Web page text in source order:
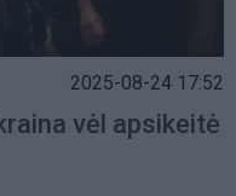
2025-08-24 17:52
vėl apsikeitė